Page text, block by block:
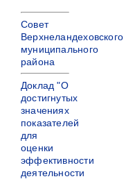
Совет
Верхнеландеховского
муниципального
района
Доклад "О
достигнутых
значениях
показателей
для
оценки
эффективности
деятельности